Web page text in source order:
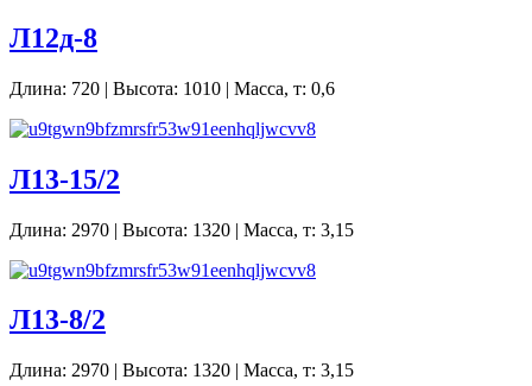
Л12д-8
Длина: 720 | Высота: 1010 | Масса, т: 0,6
Л13-15/2
Длина: 2970 | Высота: 1320 | Масса, т: 3,15
Л13-8/2
Длина: 2970 | Высота: 1320 | Масса, т: 3,15